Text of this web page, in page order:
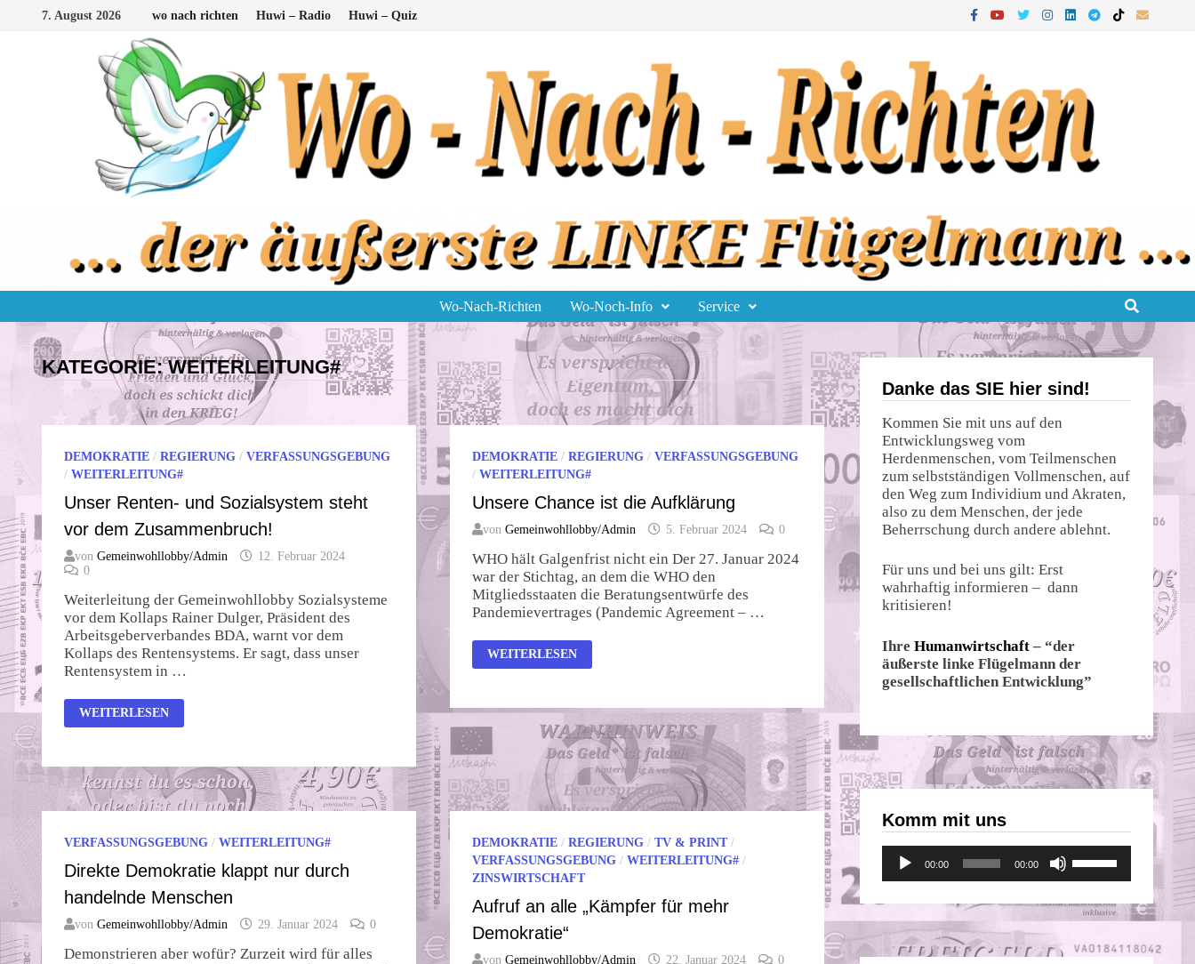
7. August 2026 wo nach richten Huwi – Radio Huwi – Quiz
Wo-Nach-Richten Wo-Noch-Info Service
KATEGORIE:WEITERLEITUNG#
DEMOKRATIE / REGIERUNG / VERFASSUNGSGEBUNG
/ WEITERLEITUNG#
Unser Renten- und Sozialsystem steht
vor dem Zusammenbruch!
von Gemeinwohllobby/Admin
12. Februar 2024
0
Weiterleitung der Gemeinwohllobby Sozialsysteme
vor dem Kollaps Rainer Dulger, Präsident des
Arbeitsgeberverbandes BDA, warnt vor dem
Kollaps des Rentensystems. Er sagt, dass unser
Rentensystem in …
UNSER
RENTEN-
VOR
DEM
ZUSAMMENBRUCH!
WEITERLESEN
DEMOKRATIE/ REGIERUNG/ VERFASSUNGSGEBUNG
/ WEITERLEITUNG#
Unsere Chance ist die Aufklärung
von Gemeinwohllobby/Admin 5. Februar 2024 0
WHO hält Galgenfrist nicht ein Der 27. Januar 2024
war der Stichtag, an dem die WHO den
Mitgliedsstaaten die Beratungsentwürfe des
Pandemievertrages (Pandemic Agreement – …
UNSERE
CHANCE
WEITERLESEN
VERFASSUNGSGEBUNG / WEITERLEITUNG#
Direkte Demokratie klappt nur durch
handelnde Menschen
von Gemeinwohllobby/Admin 29. Januar 2024 0
Demonstrieren aber wofür? Zurzeit wird für alles
DEMOKRATIE/ REGIERUNG/ TV & PRINT/
VERFASSUNGSGEBUNG/ WEITERLEITUNG#/
ZINSWIRTSCHAFT
Aufruf an alle „Kämpfer für mehr
Demokratie“
von Gemeinwohllobby/Admin 22. Januar 2024 0
Danke das SIE hier sind!
Kommen Sie mit uns auf den
Entwicklungsweg vom
Herdenmenschen, vom Teilmenschen
zum selbstständigen Vollmenschen, auf
den Weg zum Individium und Akraten,
also zu dem Menschen, der jede
Beherrschung durch andere ablehnt.
Für uns und bei uns gilt: Erst
wahrhaftig informieren – dann
kritisieren!
Ihre Humanwirtschaft – “der
äußerste linke Flügelmann der
gesellschaftlichen Entwicklung”
Komm mit uns
Audio-
Player
00:00 00:00
Hoch/Runter
um
die
Lautstärke
zu